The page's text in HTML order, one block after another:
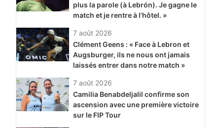
plus la parole (à Lebrón). Je gagne le
match et je rentre à l’hôtel. »
Clément Geens : « Face à Lebron et
Augsburger, ils ne nous ont jamais
laissés entrer dans notre match »
7 août 2026
Camilia Benabdeljalil confirme son
ascension avec une première victoire
sur le FIP Tour
7 août 2026